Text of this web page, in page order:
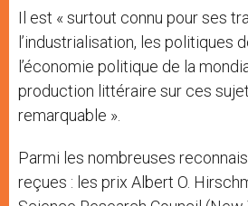
Il est « surtout connu pour ses
l’industrialisation, les politiques
l’économie politique de la
production littéraire sur ces
remarquable ».
Parmi les nombreuses
reçues : les prix Albert O.